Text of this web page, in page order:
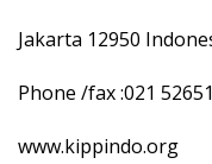
Jakarta 12950
Phone /fax :021
www.kippindo.org